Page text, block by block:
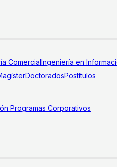
ComercialIngeniería en
DoctoradosPostítulos
Programas Corporativos